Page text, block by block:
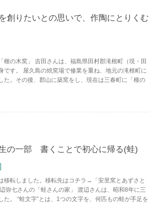
創りたいとの思いで、作陶にとりくむ
榧の木窯」 吉田さんは、福島県田村郡滝根町（現・田
です。 屋久島の焼窯場で修業を重ね、地元の滝根町に
た。その後、郡山に築窯をし、現在は三春町に「榧の
の一部 書くことで初心に帰る(蛙)
移転しました。移転先はコチラ→「安里窯とあずさと
弥七さんの「蛙さんの家」 渡辺さんは、昭和8年に三
た。 “蛙文字”とは、1つの文字を、何匹もの蛙が手足を